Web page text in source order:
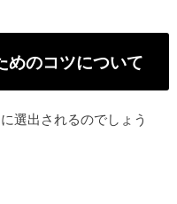
めのコツについて
選出されるのでしょう